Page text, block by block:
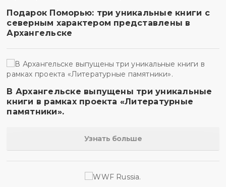
Подарок Поморью: три уникальные книги с
северным характером представлены в
Архангельске
В Архангельске выпущены три уникальные
книги в рамках проекта «Литературные
памятники».
Узнать больше